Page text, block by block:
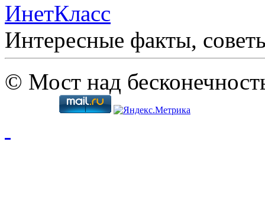
ИнетКласс
Интересные факты,
© Мост над